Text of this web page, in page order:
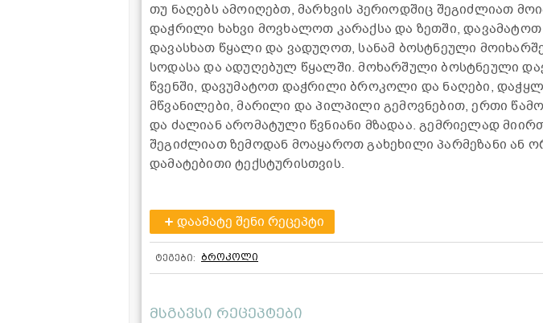
თუ ნაღებს ამოიღებთ, მარხვის პერიოდშიც შეგიძლიათ
დაჭრილი ხახვი მოვხალოთ კარაქსა და ზეთში,
დავასხათ წყალი და ვადუღოთ, სანამ ბოსტნეული
სოდასა და ადუღებულ წყალში. მოხარშული ბოსტნეული
წვენში, დავუმატოთ დაჭრილი ბროკოლი და ნაღები,
მწვანილები, მარილი და პილპილი გემოვნებით, ერთი
და ძალიან არომატული წვნიანი მზადაა. გემრიელად
შეგიძლიათ ზემოდან მოაყაროთ გახეხილი პარმეზანი ან
დამატებითი ტექსტურისთვის.
დაამატე შენი რეცეპტი
ტეგები: ბროკოლი
მსგავსი რეცეპტები